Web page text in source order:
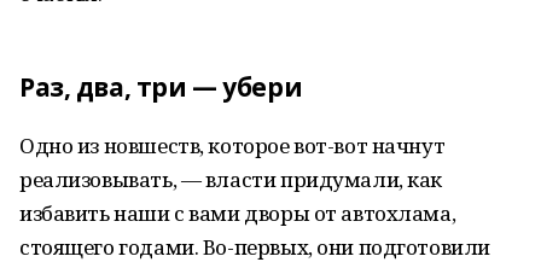
Раз, два, три — убери
Одно из новшеств, которое вот-вот начнут
реализовывать, — власти придумали, как
избавить наши с вами дворы от автохлама,
стоящего годами. Во-первых, они подготовили